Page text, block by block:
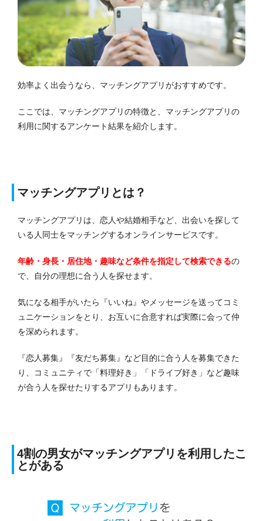
効率よく出会うなら、マッチングアプリがおすすめです。
ここでは、マッチングアプリの特徴と、マッチングアプリの
利用に関するアンケート結果を紹介します。
マッチングアプリとは？
マッチングアプリは、恋人や結婚相手など、出会いを探して
いる人同士をマッチングするオンラインサービスです。
年齢・身長・居住地・趣味など条件を指定して検索できるの
で、自分の理想に合う人を探せます。
気になる相手がいたら『いいね』やメッセージを送ってコミ
ュニケーションをとり、お互いに合意すれば実際に会って仲
を深められます。
『恋人募集』『友だち募集』など目的に合う人を募集できた
り、コミュニティで「料理好き」「ドライブ好き」など趣味
が合う人を探せたりするアプリもあります。
4割の男女がマッチングアプリを利用したこ
とがある